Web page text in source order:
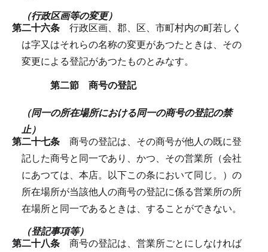
（行政区画等の変更）
第二十六条 行政区画、郡、区、市町村内の町若しく
は字又はそれらの名称の変更があつたときは、その
変更による登記があつたものとみなす。
第二節 商号の登記
（同一の所在場所における同一の商号の登記の禁
止）
第二十七条 商号の登記は、その商号が他人の既に登
記した商号と同一であり、かつ、その営業所（会社
にあつては、本店。以下この条において同じ。）の
所在場所が当該他人の商号の登記に係る営業所の所
在場所と同一であるときは、することができない。
（登記事項等）
第二十八条 商号の登記は、営業所ごとにしなければ